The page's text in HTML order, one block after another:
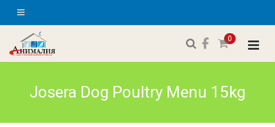
0
Josera Dog Poultry Menu 15kg